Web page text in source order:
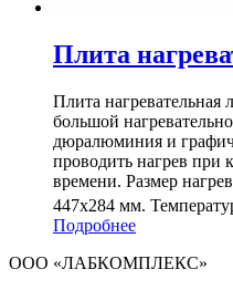
Плита
Плита нагревательная
большой
дюралюминия и
проводить нагрев при
времени. Размер
447х284 мм.
Подробнее
ООО «ЛАБКОМПЛЕКС»